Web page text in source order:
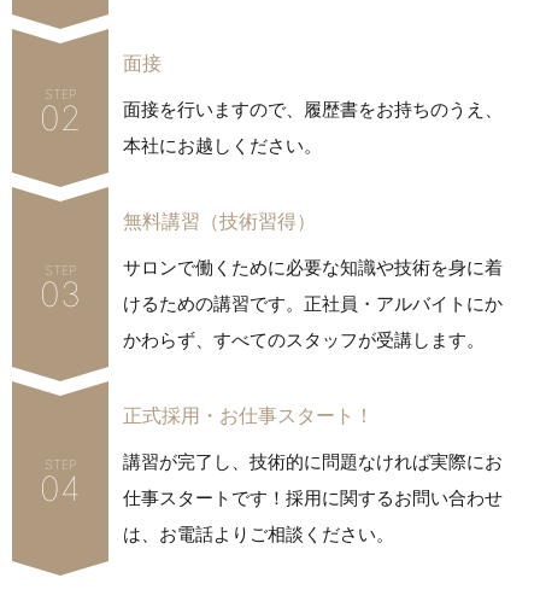
STEP
02
面接
面接を行いますので、履歴書をお持ちのうえ、
本社にお越しください。
STEP
03
無料講習（技術習得）
サロンで働くために必要な知識や技術を身に着
けるための講習です。 正社員・アルバイトにか
かわらず、すべてのスタッフが受講します。
STEP
04
正式採用・お仕事スタート！
講習が完了し、技術的に問題なければ実際にお
仕事スタートです！ 採用に関するお問い合わせ
は、お電話よりご相談ください。